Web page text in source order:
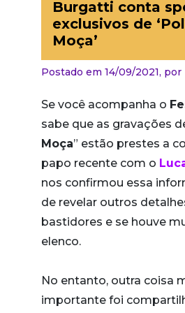
Burgatti conta
exclusivos de
Moça’
Postado em 14/09/2021, por
Se você acompanha o
sabe que as gravações
Moça” estão prestes a
papo recente com o
nos confirmou essa
de revelar outros
bastidores e se houve
elenco.
No entanto, outra coisa
importante foi